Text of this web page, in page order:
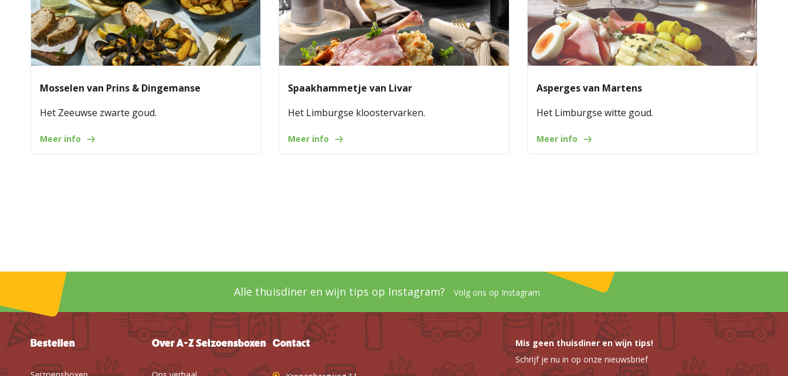
Mosselen van Prins & Dingemanse
Het Zeeuwse zwarte goud.
Meer info
Spaakhammetje van Livar
Het Limburgse kloostervarken.
Meer info
Asperges van Martens
Het Limburgse witte goud.
Meer info
Alle thuisdiner en wijn tips op Instagram? Volg ons op Instagram
Bestellen Over A-Z Seizoensboxen Contact
Mis geen thuisdiner en wijn tips!
Schrijf je nu in op onze nieuwsbrief